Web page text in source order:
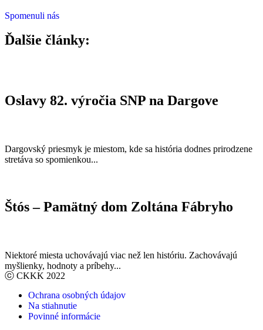
Spomenuli nás
Ďalšie články:
Oslavy 82. výročia SNP na Dargove
Dargovský priesmyk je miestom, kde sa história dodnes prirodzene
stretáva so spomienkou...
Štós – Pamätný dom Zoltána Fábryho
Niektoré miesta uchovávajú viac než len históriu. Zachovávajú
myšlienky, hodnoty a príbehy...
ⓒ CKKK 2022
Ochrana osobných údajov
Na stiahnutie
Povinné informácie